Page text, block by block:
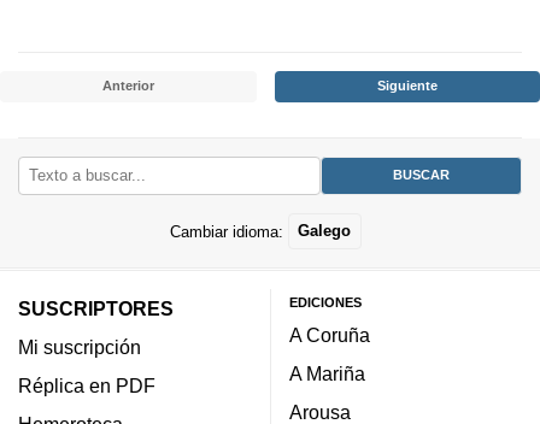
Anterior Siguiente
Cambiar idioma: Galego
SUSCRIPTORES
Mi suscripción
Réplica en PDF
EDICIONES
A Coruña
A Mariña
Arousa